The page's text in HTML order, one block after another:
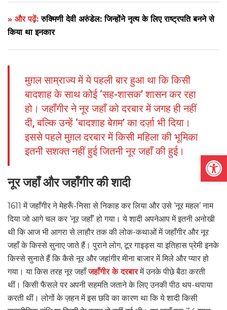
» और पढ़ें:रुक्मिणी देवी अरुंडेल: जिन्होंने नृत्य के लिए राष्ट्रपति बनने से
किया था इनकार
मुग़ल साम्राज्य में ये पहली बार हुआ था कि किसी
बादशाह के साथ कोई ‘सह-शासक’ शासन कर रहा
हो। जहाँगीर ने नूर जहाँ को दरबार में जगह ही नहीं
दी, बल्कि उन्हें ‘बादशाह बेग़म’ का दर्ज़ा भी दिया।
इससे पहले मुग़ल दरबार में किसी महिला की भूमिका
इतनी सशक्त नहीं हुई जितनी नूर जहाँ की हुई।
नूर जहाँ और जहाँगीर की शादी
1611 में जहाँगीर ने मेहरूँ-निसा से निकाह कर लिया और उसे ‘नूर महल’ नाम
दिया जो आगे चल कर ‘नूर जहाँ’ हो गया। ये शादी अपनेआप में इतनी अनोखी
थी कि आज भी आगरा से लाहौर तक की लोक-कथाओं में जहाँगीर और नूर
जहाँ के किस्से सुनाए जाते हैं। पुराने लोग, टूर गाइड्स या इतिहास प्रेमी इनके
किस्से सुनाते हैं कि कैसे नूर और जहांगीर मीना बाजार में मिले और प्यार हो
गया। या किस तरह नूर जहाँजहाँगीर के दरबार में उनके पीछे बैठा करती
थीं। किसी फैसले पर अपनी सहमति जताने के लिए उनकी पीठ थप-थपाया
करती थीं। लोगों के ज़हन में इस छवि का कारण था कि ये शादी किसी